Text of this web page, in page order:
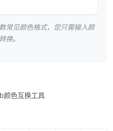
常见颜色格式，您只需输入颜
换。
颜色互换工具